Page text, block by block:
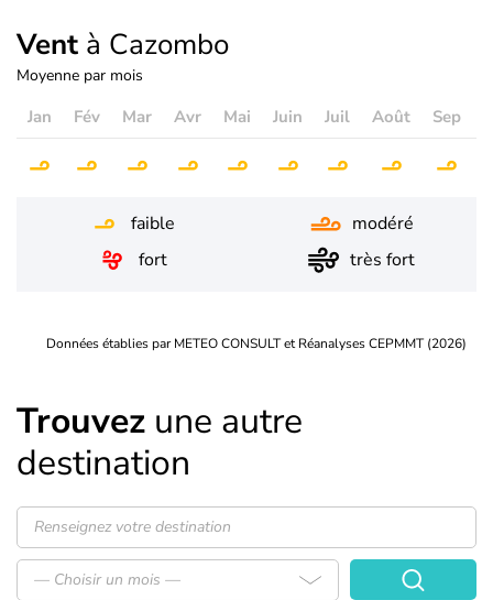
Vent à Cazombo
Moyenne par mois
Jan Fév Mar Avr Mai Juin Juil Août Sep
faible
modéré
fort
très fort
Données établies par METEO CONSULT et Réanalyses CEPMMT (2026)
Trouvez une autre
destination
— Choisir un mois —